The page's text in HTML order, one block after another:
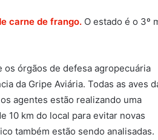
carne de frango. O estado é o 3º
os órgãos de defesa agropecuária
da Gripe Aviária. Todas as aves
agentes estão realizando uma
10 km do local para evitar novas
também estão sendo analisadas.